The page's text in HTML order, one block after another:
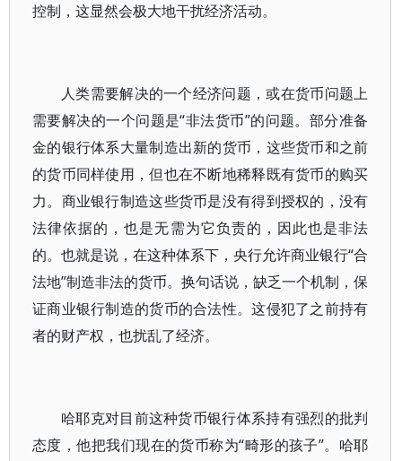
控制，这显然会极大地干扰经济活动。
人类需要解决的一个经济问题，或在货币问题上
需要解决的一个问题是“非法货币”的问题。部分准备
金的银行体系大量制造出新的货币，这些货币和之前
的货币同样使用，但也在不断地稀释既有货币的购买
力。商业银行制造这些货币是没有得到授权的，没有
法律依据的，也是无需为它负责的，因此也是非法
的。也就是说，在这种体系下，央行允许商业银行“合
法地”制造非法的货币。换句话说，缺乏一个机制，保
证商业银行制造的货币的合法性。这侵犯了之前持有
者的财产权，也扰乱了经济。
哈耶克对目前这种货币银行体系持有强烈的批判
态度，他把我们现在的货币称为“畸形的孩子”。哈耶